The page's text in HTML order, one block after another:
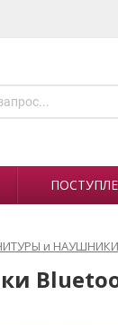
и НАУШНИКИ